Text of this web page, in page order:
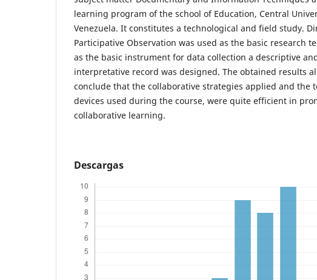
learning program of the school of Education, Central
Venezuela. It constitutes a technological and field study.
Participative Observation was used as the basic research
as the basic instrument for data collection a descriptive
interpretative record was designed. The obtained results
conclude that the collaborative strategies applied and the
devices used during the course, were quite efficient in
collaborative learning.
Descargas